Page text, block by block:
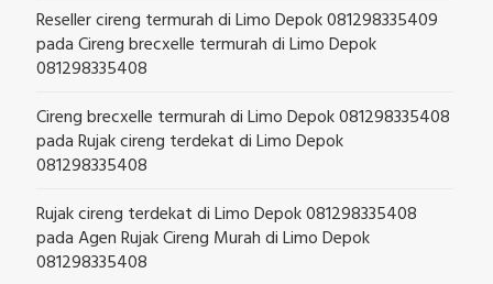
Reseller cireng termurah di Limo Depok 081298335409
padaCireng brecxelle termurah di Limo Depok
081298335408
Cireng brecxelle termurah di Limo Depok 081298335408
padaRujak cireng terdekat di Limo Depok
081298335408
Rujak cireng terdekat di Limo Depok 081298335408
padaAgen Rujak Cireng Murah di Limo Depok
081298335408